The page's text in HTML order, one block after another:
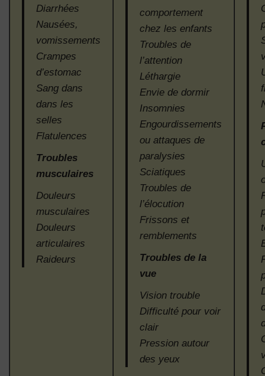
Diarrhées
Nausées,
vomissements
Crampes
d’estomac
Sang dans
dans les
selles
Flatulences
Troubles
musculaires
Douleurs
musculaires
Douleurs
articulaires
Raideurs
comportement
chez les enfants
Troubles de
l’attention
Léthargie
Envie de dormir
Insomnies
Engourdissements
ou attaques de
paralysies
Sciatiques
Troubles de
l’élocution
Frissons et
remblements
Troubles de la
vue
Vision trouble
Difficulté pour voir
clair
Pression autour
des yeux